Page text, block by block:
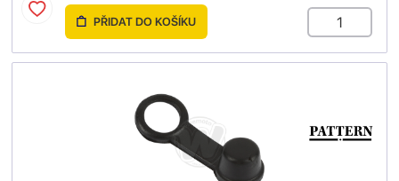
PŘIDAT DO KOŠÍKU